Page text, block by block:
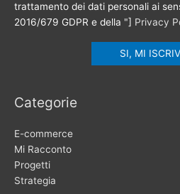
trattamento dei dati personali ai
2016/679 GDPR e della "] Privacy
Categorie
E-commerce
Mi Racconto
Progetti
Strategia